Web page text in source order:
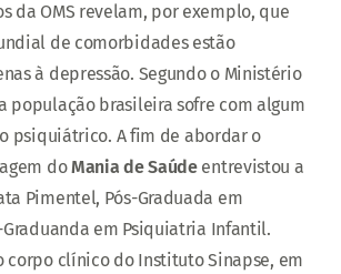
da OMS revelam, por exemplo, que
de comorbidades estão
à depressão. Segundo o Ministério
população brasileira sofre com algum
psiquiátrico. A fim de abordar o
doMania de Saúdeentrevistou a
Pimentel, Pós-Graduada em
em Psiquiatria Infantil.
corpo clínico do Instituto Sinapse, em